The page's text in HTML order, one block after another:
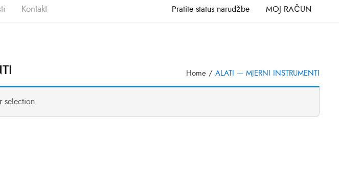
Kontakt Pratite status narudžbe MOJ RAČUN
Home / ALATI — MJERNI INSTRUMENTI
selection.